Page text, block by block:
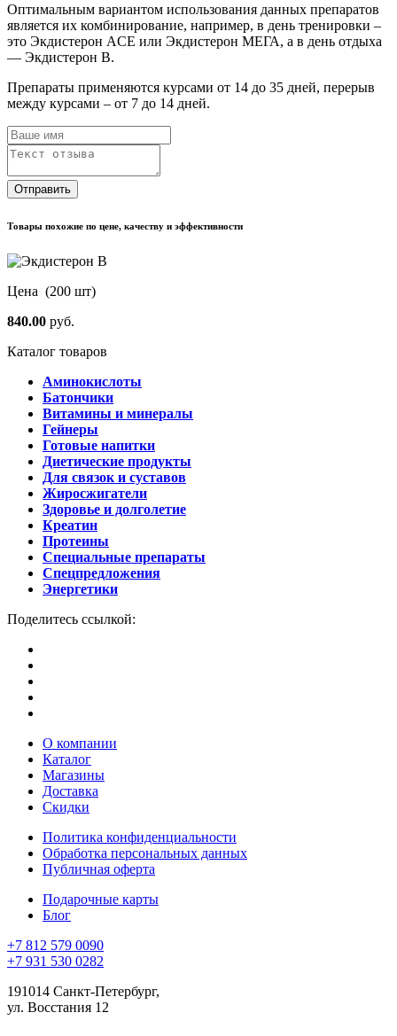
Оптимальным вариантом использования данных препаратов
является их комбинирование, например, в день тренировки –
это Экдистерон ACE или Экдистерон МЕГА, а в день отдыха
— Экдистерон B.
Препараты применяются курсами от 14 до 35 дней, перерыв
между курсами – от 7 до 14 дней.
Отправить
Товары похожие по цене, качеству и эффективности
Цена (200 шт)
840.00 руб.
Каталог товаров
Аминокислоты
Батончики
Витамины и минералы
Гейнеры
Готовые напитки
Диетические продукты
Для связок и суставов
Жиросжигатели
Здоровье и долголетие
Креатин
Протеины
Специальные препараты
Спецпредложения
Энергетики
Поделитесь ссылкой:
О компании
Каталог
Магазины
Доставка
Скидки
Политика конфиденциальности
Обработка персональных данных
Публичная оферта
Подарочные карты
Блог
+7 812 579 0090
+7 931 530 0282
191014 Санкт-Петербург,
ул. Восстания 12